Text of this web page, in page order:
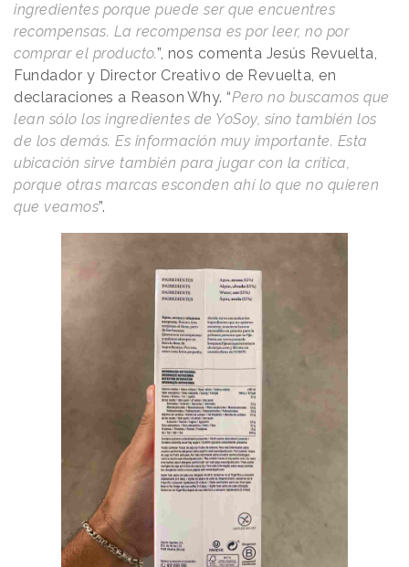
ingredientes porque puede ser que encuentres
recompensas. La recompensa es por leer, no por
comprar el producto.”, nos comenta Jesús Revuelta,
Fundador y Director Creativo de Revuelta, en
declaraciones a Reason Why. “Pero no buscamos que
lean sólo los ingredientes de YoSoy, sino también los
de los demás. Es información muy importante. Esta
ubicación sirve también para jugar con la crítica,
porque otras marcas esconden ahí lo que no quieren
que veamos”.